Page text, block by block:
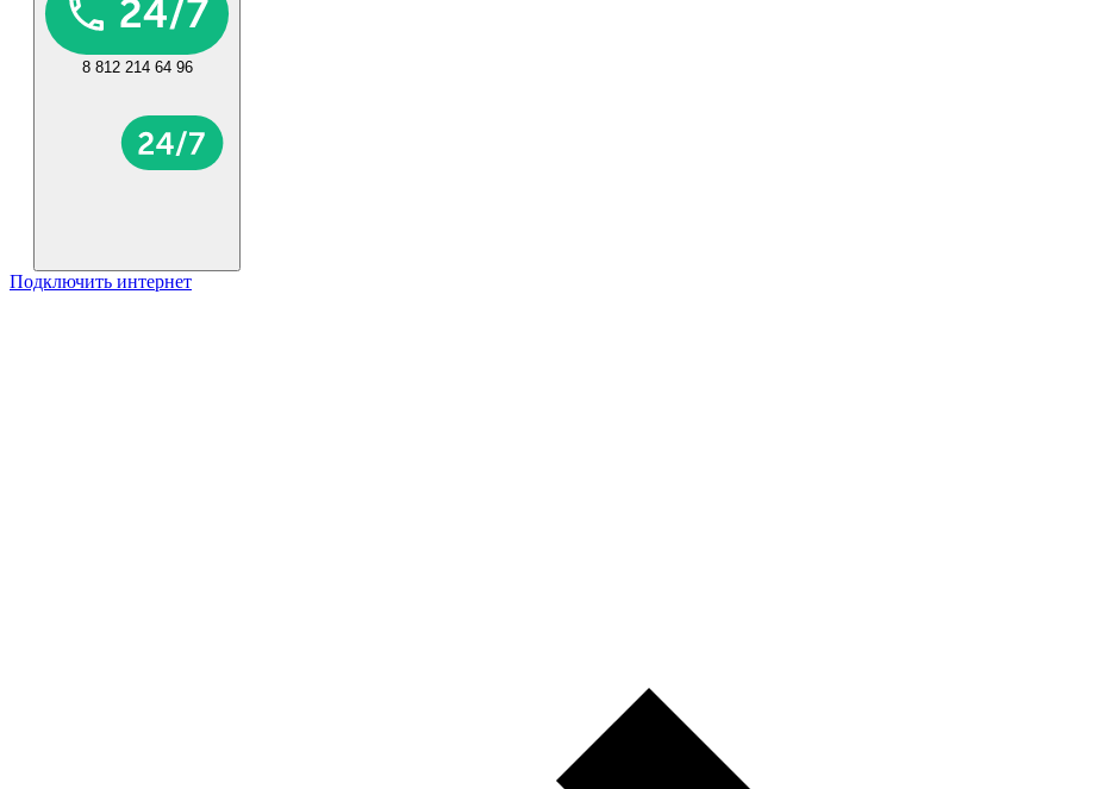
8 812 214 64 96
Подключить интернет